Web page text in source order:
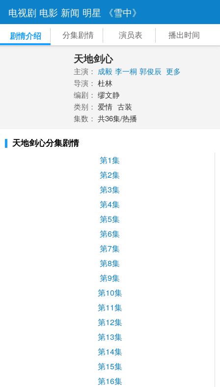
电视剧 电影 新闻 明星 《雪中》
剧情介绍 分集剧情 演员表 播出时间
天地剑心
主演： 成毅 李一桐 郭俊辰 更多
导演： 杜林
编剧： 缪文静
类别： 爱情 古装
集数： 共36集/热播
天地剑心分集剧情
第1集
第2集
第3集
第4集
第5集
第6集
第7集
第8集
第9集
第10集
第11集
第12集
第13集
第14集
第15集
第16集